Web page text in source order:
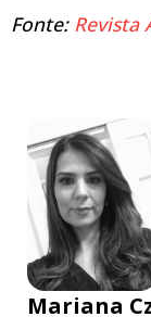
Fonte: Revista
Mariana